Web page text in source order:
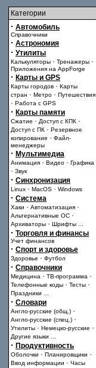
Категории
· Автомобиль
Справочники
· Астрономия
· Утилиты
Калькуляторы · Тренажеры ·
Приложения на AppForge
· Карты и GPS
Карты городов · Карты
стран · Метро · Путешествия
· Работа с GPS
· Карты памяти
Сжатие · Доступ с КПК ·
Доступ с ПК · Резервное
копирование · Файл-
менеджеры
· Мультимедиа
Анимация · Видео · Графика
· Звук
· Синхронизация
Linux · MacOS · Windows
· Система
Хаки · Автоматизация ·
Альтернативные ОС ·
Архиваторы · Шрифты
· Торговля и финансы
Учет финансов
· Спорт и здоровье
Здоровье · Футбол
· Справочники
Медицина · ТВ-программа ·
Телефонные коды · Тесты ·
Праздники
· Словари
Англо-русские (общ.) ·
Англо-русские (спец.) ·
Утилиты · Немецко-русские ·
Другие языки
· Продуктивность
Оболочки · Планировщики ·
Ввод информации · Часы